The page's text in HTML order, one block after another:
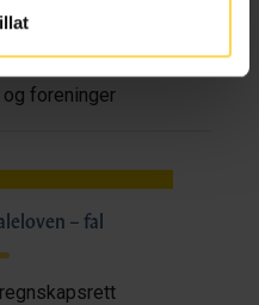
foreninger
– fal